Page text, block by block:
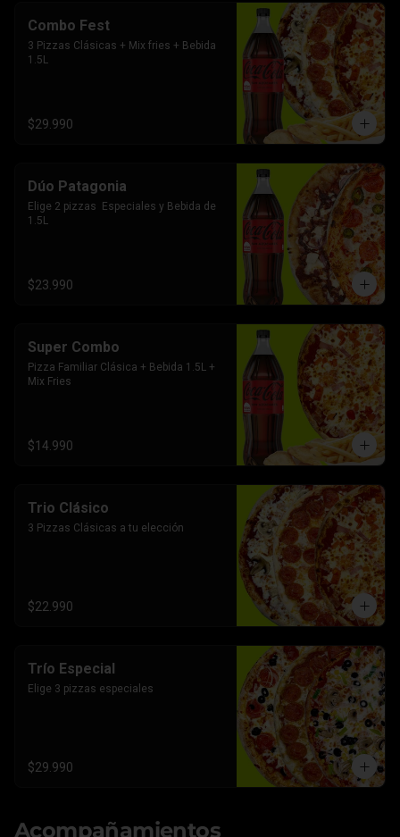
Combo Fest
3 Pizzas Clásicas + Mix fries + Bebida
1.5L
$29.990
Dúo Patagonia
Elige 2 pizzas  Especiales y Bebida de
1.5L
$23.990
Super Combo
Pizza Familiar Clásica + Bebida 1.5L +
Mix Fries
$14.990
Trio Clásico
3 Pizzas Clásicas a tu elección
$22.990
Trío Especial
Elige 3 pizzas especiales
$29.990
Acompañamientos